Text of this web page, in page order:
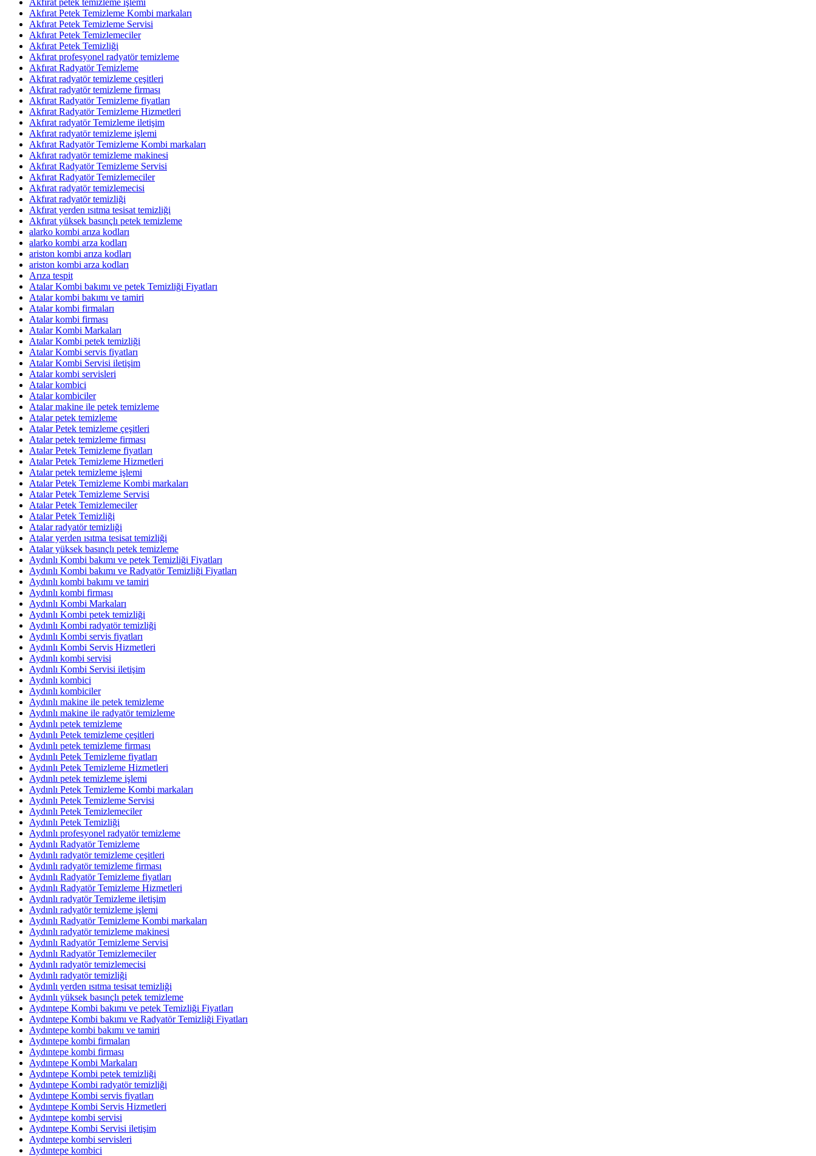
Akfırat Petek Temizleme Kombi markaları
Akfırat Petek Temizleme Servisi
Akfırat Petek Temizlemeciler
Akfırat Petek Temizliği
Akfırat profesyonel radyatör temizleme
Akfırat Radyatör Temizleme
Akfırat radyatör temizleme çeşitleri
Akfırat radyatör temizleme firması
Akfırat Radyatör Temizleme fiyatları
Akfırat Radyatör Temizleme Hizmetleri
Akfırat radyatör Temizleme iletişim
Akfırat radyatör temizleme işlemi
Akfırat Radyatör Temizleme Kombi markaları
Akfırat radyatör temizleme makinesi
Akfırat Radyatör Temizleme Servisi
Akfırat Radyatör Temizlemeciler
Akfırat radyatör temizlemecisi
Akfırat radyatör temizliği
Akfırat yerden ısıtma tesisat temizliği
Akfırat yüksek basınçlı petek temizleme
alarko kombi arıza kodları
alarko kombi arza kodları
ariston kombi arıza kodları
ariston kombi arza kodları
Arıza tespit
Atalar Kombi bakımı ve petek Temizliği Fiyatları
Atalar kombi bakımı ve tamiri
Atalar kombi firmaları
Atalar kombi firması
Atalar Kombi Markaları
Atalar Kombi petek temizliği
Atalar Kombi servis fiyatları
Atalar Kombi Servisi iletişim
Atalar kombi servisleri
Atalar kombici
Atalar kombiciler
Atalar makine ile petek temizleme
Atalar petek temizleme
Atalar Petek temizleme çeşitleri
Atalar petek temizleme firması
Atalar Petek Temizleme fiyatları
Atalar Petek Temizleme Hizmetleri
Atalar petek temizleme işlemi
Atalar Petek Temizleme Kombi markaları
Atalar Petek Temizleme Servisi
Atalar Petek Temizlemeciler
Atalar Petek Temizliği
Atalar radyatör temizliği
Atalar yerden ısıtma tesisat temizliği
Atalar yüksek basınçlı petek temizleme
Aydınlı Kombi bakımı ve petek Temizliği Fiyatları
Aydınlı Kombi bakımı ve Radyatör Temizliği Fiyatları
Aydınlı kombi bakımı ve tamiri
Aydınlı kombi firması
Aydınlı Kombi Markaları
Aydınlı Kombi petek temizliği
Aydınlı Kombi radyatör temizliği
Aydınlı Kombi servis fiyatları
Aydınlı Kombi Servis Hizmetleri
Aydınlı kombi servisi
Aydınlı Kombi Servisi iletişim
Aydınlı kombici
Aydınlı kombiciler
Aydınlı makine ile petek temizleme
Aydınlı makine ile radyatör temizleme
Aydınlı petek temizleme
Aydınlı Petek temizleme çeşitleri
Aydınlı petek temizleme firması
Aydınlı Petek Temizleme fiyatları
Aydınlı Petek Temizleme Hizmetleri
Aydınlı petek temizleme işlemi
Aydınlı Petek Temizleme Kombi markaları
Aydınlı Petek Temizleme Servisi
Aydınlı Petek Temizlemeciler
Aydınlı Petek Temizliği
Aydınlı profesyonel radyatör temizleme
Aydınlı Radyatör Temizleme
Aydınlı radyatör temizleme çeşitleri
Aydınlı radyatör temizleme firması
Aydınlı Radyatör Temizleme fiyatları
Aydınlı Radyatör Temizleme Hizmetleri
Aydınlı radyatör Temizleme iletişim
Aydınlı radyatör temizleme işlemi
Aydınlı Radyatör Temizleme Kombi markaları
Aydınlı radyatör temizleme makinesi
Aydınlı Radyatör Temizleme Servisi
Aydınlı Radyatör Temizlemeciler
Aydınlı radyatör temizlemecisi
Aydınlı radyatör temizliği
Aydınlı yerden ısıtma tesisat temizliği
Aydınlı yüksek basınçlı petek temizleme
Aydıntepe Kombi bakımı ve petek Temizliği Fiyatları
Aydıntepe Kombi bakımı ve Radyatör Temizliği Fiyatları
Aydıntepe kombi bakımı ve tamiri
Aydıntepe kombi firmaları
Aydıntepe kombi firması
Aydıntepe Kombi Markaları
Aydıntepe Kombi petek temizliği
Aydıntepe Kombi radyatör temizliği
Aydıntepe Kombi servis fiyatları
Aydıntepe Kombi Servis Hizmetleri
Aydıntepe kombi servisi
Aydıntepe Kombi Servisi iletişim
Aydıntepe kombi servisleri
Aydıntepe kombici